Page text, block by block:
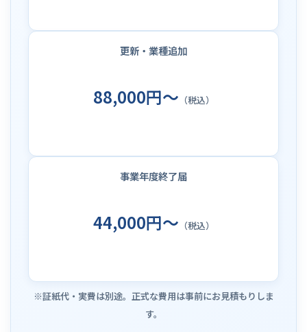
更新・業種追加
88,000円～ （税込）
事業年度終了届
44,000円～ （税込）
※証紙代・実費は別途。正式な費用は事前にお見積もりしま
す。